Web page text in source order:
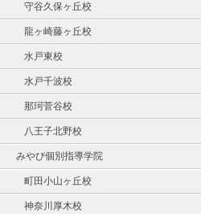
守谷久保ヶ丘校
龍ヶ崎藤ヶ丘校
水戸東校
水戸千波校
那珂菅谷校
八王子北野校
みやび個別指導学院
町田小山ヶ丘校
神奈川厚木校